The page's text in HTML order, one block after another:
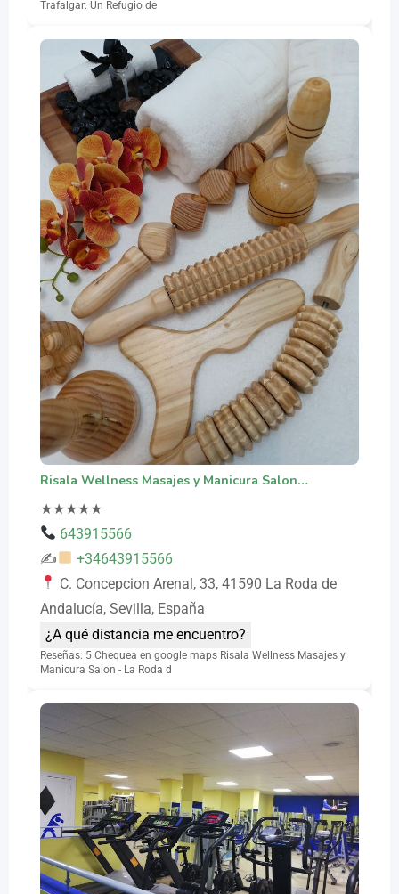
Trafalgar: Un Refugio de
Risala Wellness Masajes y Manicura Salon…
★★★★★
643915566
✍
+34643915566
C. Concepcion Arenal, 33, 41590 La Roda de
Andalucía, Sevilla, España
¿A qué distancia me encuentro?
Reseñas: 5 Chequea en google maps Risala Wellness Masajes y
Manicura Salon - La Roda d